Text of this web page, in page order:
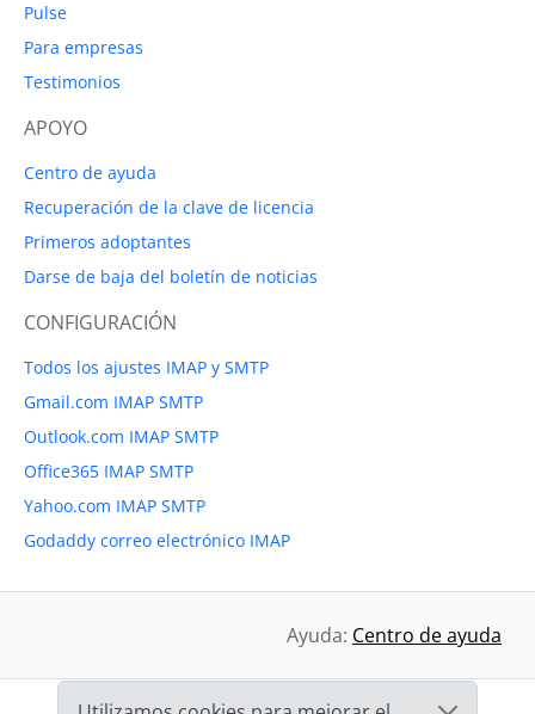
Pulse
Para empresas
Testimonios
APOYO
Centro de ayuda
Recuperación de la clave de licencia
Primeros adoptantes
Darse de baja del boletín de noticias
CONFIGURACIÓN
Todos los ajustes IMAP y SMTP
Gmail.com IMAP SMTP
Outlook.com IMAP SMTP
Office365 IMAP SMTP
Yahoo.com IMAP SMTP
Godaddy correo electrónico IMAP
Ayuda: Centro de ayuda